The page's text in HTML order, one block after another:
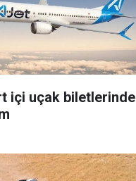
içi uçak biletlerinde